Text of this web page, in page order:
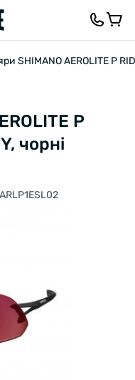
SHIMANO AEROLITE P
P
чорні
ТА ЗАПИТАННЯ